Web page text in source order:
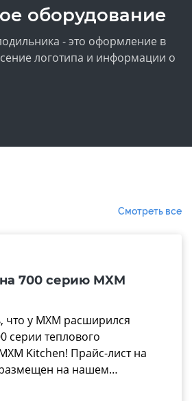
оборудование
- это оформление в
логотипа и информации о
Смотреть все
700 серию MXM
что у МХМ расширился
серии теплового
Kitchen! Прайс-лист на
на нашем
mariholod.com в